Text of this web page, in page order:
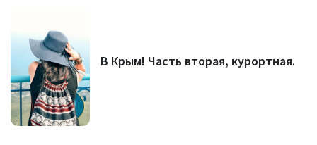
В Крым! Часть вторая, курортная.